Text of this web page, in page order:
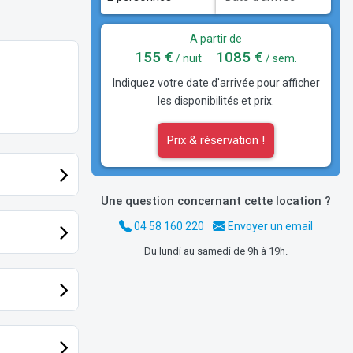
A partir de
155 € / nuit 1085 € / sem.
Indiquez votre date d'arrivée pour afficher
les disponibilités et prix.
Prix & réservation !
Une question concernant cette location ?
04 58 160 220 Envoyer un email
Du lundi au samedi de 9h à 19h.